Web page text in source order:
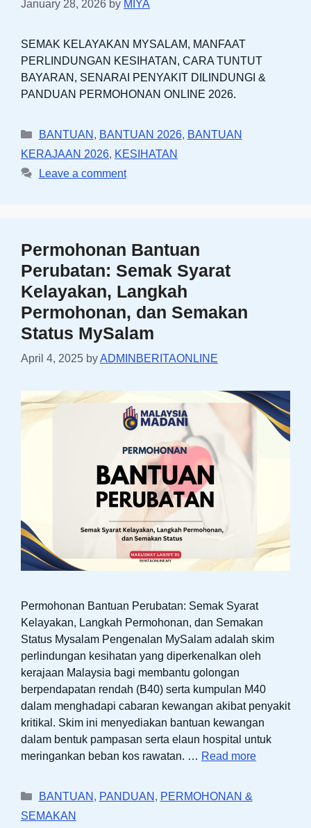
January 28, 2026 by MIYA
SEMAK KELAYAKAN MYSALAM, MANFAAT
PERLINDUNGAN KESIHATAN, CARA TUNTUT
BAYARAN, SENARAI PENYAKIT DILINDUNGI &
PANDUAN PERMOHONAN ONLINE 2026.
Categories
BANTUAN , BANTUAN 2026, BANTUAN
KERAJAAN 2026, KESIHATAN
Leave a comment
Permohonan Bantuan
Perubatan: Semak Syarat
Kelayakan, Langkah
Permohonan, dan Semakan
Status MySalam
April 4, 2025 byADMINBERITAONLINE
Permohonan Bantuan Perubatan: Semak Syarat
Kelayakan, Langkah Permohonan, dan Semakan
Status Mysalam Pengenalan MySalam adalah skim
perlindungan kesihatan yang diperkenalkan oleh
kerajaan Malaysia bagi membantu golongan
berpendapatan rendah (B40) serta kumpulan M40
dalam menghadapi cabaran kewangan akibat penyakit
kritikal. Skim ini menyediakan bantuan kewangan
dalam bentuk pampasan serta elaun hospital untuk
meringankan beban kos rawatan. … Read more
Categories
BANTUAN , PANDUAN , PERMOHONAN &
SEMAKAN